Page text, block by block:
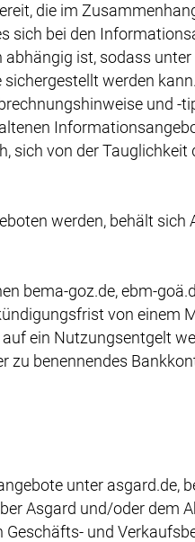
die im
sich bei den
ist, sodass
werden
und
sich von der
werden, behält
bema-goz.de, ebm-
von
ein Nutzungsentgelt
zu benennendes
unter asgard.de,
Asgard und/oder
und